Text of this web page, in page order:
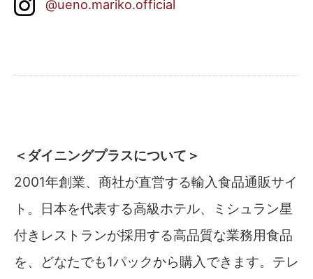
@ueno.mariko.official
＜ダイニングプラスについて＞
2001年創業、商社が直営する輸入食品通販サイ
ト。日本を代表する高級ホテル、ミシュラン星
付きレストランが採用する高品質な業務用食品
を、どなたでも1パックから購入できます。テレ